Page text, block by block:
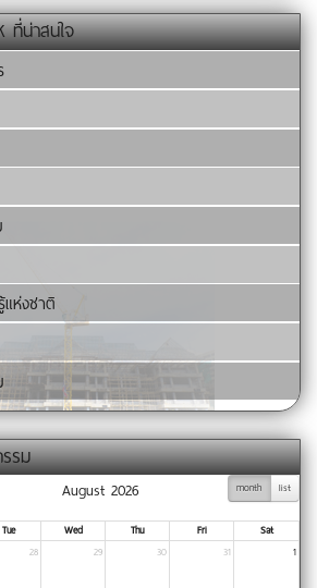
ที่น่าสนใจ
ห่งชาติ
รม
month list
August 2026
Tue Wed Thu Fri
Sat
28 29 30 31 1